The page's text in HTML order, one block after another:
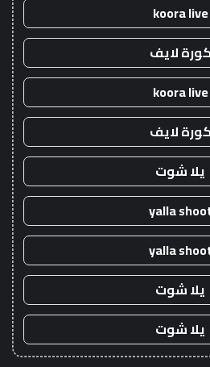
koora live
لايف
koora live
لايف
يلا شوت
yalla
yalla
يلا شوت
يلا شوت